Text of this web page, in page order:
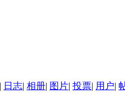
日志 相册 图片 投票 用户